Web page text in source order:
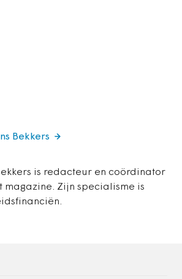
is redacteur en coördinator
magazine. Zijn specialisme is
Bekkers